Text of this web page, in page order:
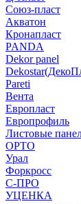
Союз-пласт
Акватон
Кронапласт
PANDA
Dekor panel
Pareti
Вента
Европласт
Европрофиль
Листовые
ОРТО
Урал
Форкросс
С-ПРО
УЦЕНКА